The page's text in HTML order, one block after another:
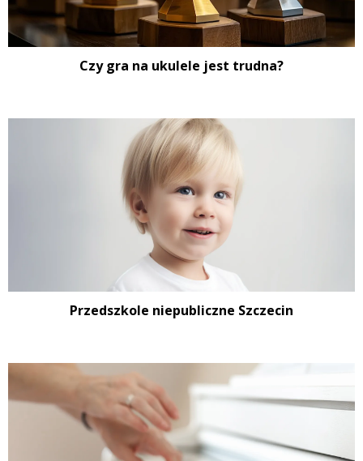
Czy gra na ukulele jest trudna?
Przedszkole niepubliczne Szczecin